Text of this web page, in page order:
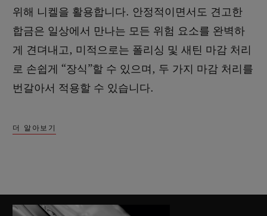
위해 니켈을 활용합니다. 안정적이면서도 견고한
합금은 일상에서 만나는 모든 위험 요소를 완벽하
게 견뎌내고, 미적으로는 폴리싱 및 새틴 마감 처리
로 손쉽게 “장식”할 수 있으며, 두 가지 마감 처리를
번갈아서 적용할 수 있습니다.
더 알아보기